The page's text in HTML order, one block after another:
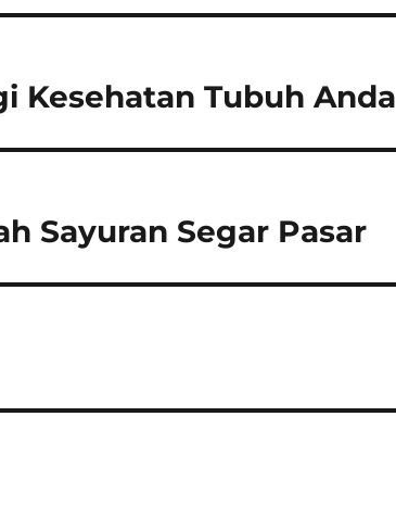
Kesehatan Tubuh Anda
Sayuran Segar Pasar